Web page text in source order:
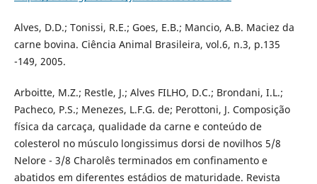
Alves, D.D.; Tonissi, R.E.; Goes, E.B.; Mancio, A.B. Maciez da
carne bovina. Ciência Animal Brasileira, vol.6, n.3, p.135
-149, 2005.
Arboitte, M.Z.; Restle, J.; Alves FILHO, D.C.; Brondani, I.L.;
Pacheco, P.S.; Menezes, L.F.G. de; Perottoni, J. Composição
física da carcaça, qualidade da carne e conteúdo de
colesterol no músculo longissimus dorsi de novilhos 5/8
Nelore - 3/8 Charolês terminados em confinamento e
abatidos em diferentes estádios de maturidade. Revista